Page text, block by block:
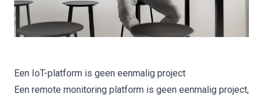
Een IoT-platform is geen eenmalig project
Een remote monitoring platform is geen eenmalig project,